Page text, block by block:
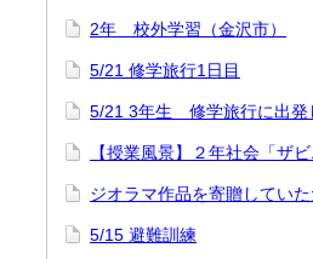
2年 校外学習（金沢市）
5/21 修学旅行1日目
5/21 3年生 修学旅行に出発
【授業風景】２年社会「ザ
ジオラマ作品を寄贈してい
5/15 避難訓練